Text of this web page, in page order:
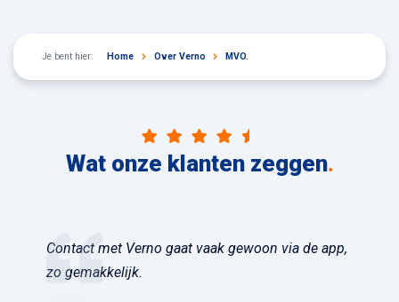
Je bent hier: Home Over Verno MVO.
Wat onze klanten zeggen.
Contact met Verno gaat vaak gewoon via de app,
zo gemakkelijk.